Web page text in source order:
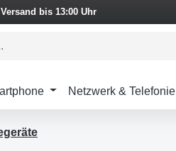
bis 13:00 Uhr
Netzwerk & Telefonie